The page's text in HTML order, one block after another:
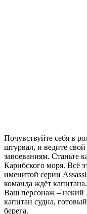
Почувствуйте себя в
штурвал, и ведите
завоеваниям. Станьте
Карибского моря. Всё
именитой серии
команда ждёт капитана.
Ваш персонаж – некий
капитан судна,
берега.